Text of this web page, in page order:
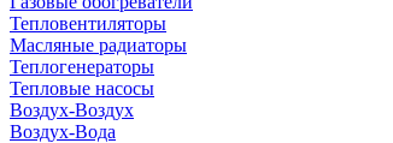
Тепловентиляторы
Масляные радиаторы
Теплогенераторы
Тепловые насосы
Воздух-Воздух
Воздух-Вода